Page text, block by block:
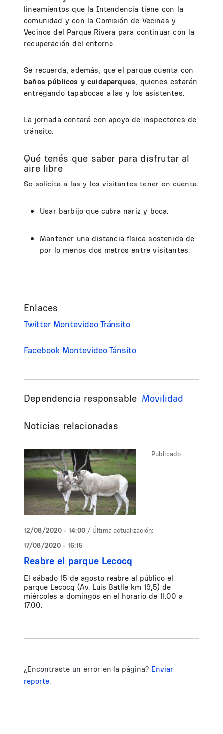
lineamientos que la Intendencia tiene con la
comunidad y con la Comisión de Vecinas y
Vecinos del Parque Rivera para continuar con la
recuperación del entorno.
Se recuerda, además, que el parque cuenta con
baños públicos y cuidaparques, quienes estarán
entregando tapabocas a las y los asistentes.
La jornada contará con apoyo de inspectores de
tránsito.
Qué tenés que saber para disfrutar al
aire libre
Se solicita a las y los visitantes tener en cuenta:
Usar barbijo que cubra nariz y boca.
Mantener una distancia física sostenida de
por lo menos dos metros entre visitantes.
Enlaces
Twitter Montevideo Tránsito
Facebook Montevideo Tánsito
Dependencia responsable Movilidad
Noticias relacionadas
Publicado:
12/08/2020 - 14:00 / Última actualización:
17/08/2020 - 16:15
Reabre el parque Lecocq
El sábado 15 de agosto reabre al público el
parque Lecocq (Av. Luis Batlle km 19,5) de
miércoles a domingos en el horario de 11.00 a
17.00.
¿Encontraste un error en la página? Enviar
reporte.